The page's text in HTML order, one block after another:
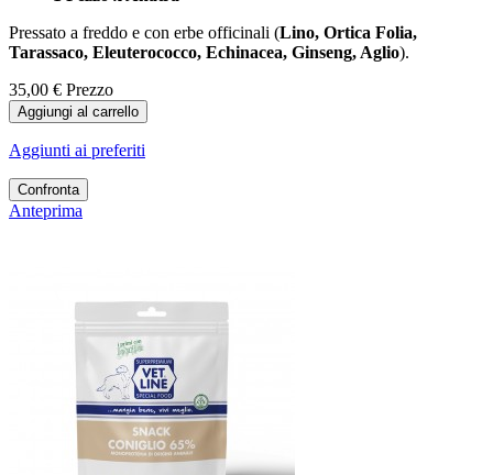
Pressato a freddo e con erbe officinali (Lino, Ortica Folia,
Tarassaco, Eleuterococco, Echinacea, Ginseng, Aglio).
35,00 € Prezzo
Aggiungi al carrello
Aggiunti ai preferiti
Confronta
Anteprima